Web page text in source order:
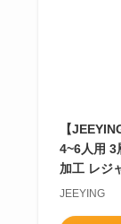
【
4~6人用 3
加工 レジ
JEEYING